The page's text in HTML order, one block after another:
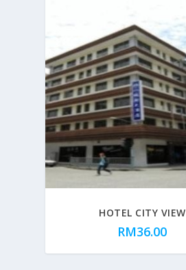
HOTEL CITY VIEW
RM36.00